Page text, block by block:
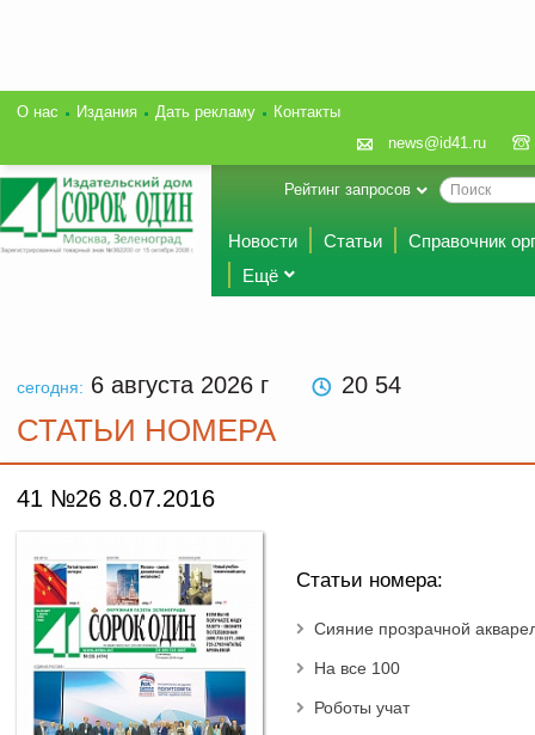
О нас Издания Дать рекламу
Контакты
news@id41.ru
Рейтинг запросов
Новости Статьи
Справочник
Ещё
сегодня: 6 августа 2026 г 20 54
СТАТЬИ НОМЕРА
41 №26 8.07.2016
Статьи номера:
Сияние прозрачной
На все 100
Роботы учат